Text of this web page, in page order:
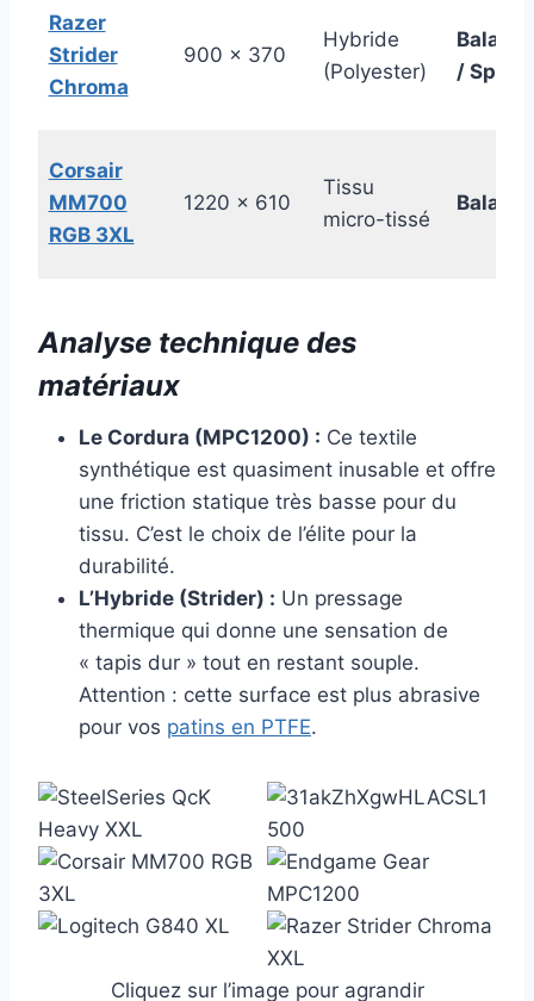
Razer
Strider
Chroma
900 x 370
Hybride
(Polyester)
/ Speed
Corsair
MM700
RGB 3XL
1220 x 610
Tissu
micro-tissé
Analyse technique des
matériaux
Le Cordura (MPC1200) : Ce textile
synthétique est quasiment inusable et offre
une friction statique très basse pour du
tissu. C’est le choix de l’élite pour la
durabilité.
L’Hybride (Strider) : Un pressage
thermique qui donne une sensation de
« tapis dur » tout en restant souple.
Attention : cette surface est plus abrasive
pour vos patins en PTFE.
Cliquez sur l’image pour agrandir